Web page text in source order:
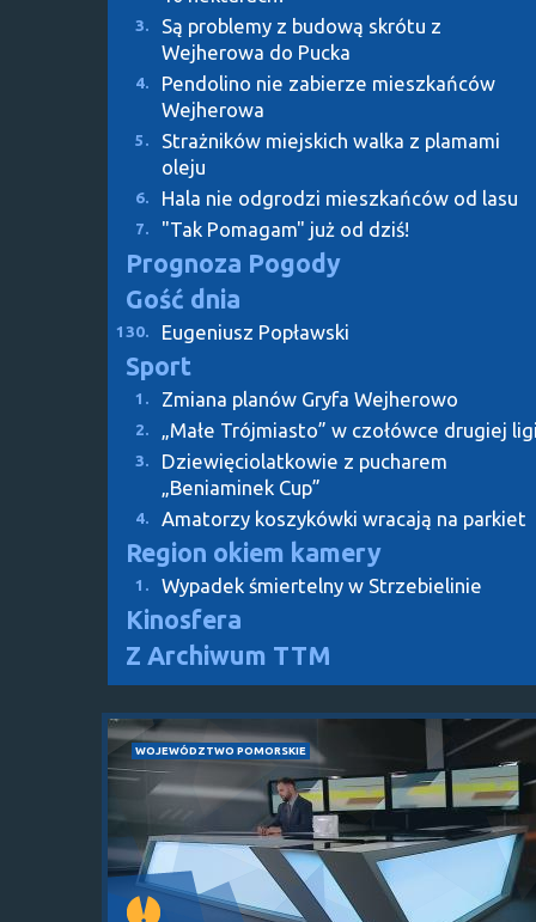
3.
Są problemy z budową skrótu z
Wejherowa do Pucka
4.
Pendolino nie zabierze mieszkańców
Wejherowa
5.
Strażników miejskich walka z plamami
oleju
6. Hala nie odgrodzi mieszkańców od lasu
7. "Tak Pomagam" już od dziś!
Prognoza Pogody
Gość dnia
130. Eugeniusz Popławski
Sport
1. Zmiana planów Gryfa Wejherowo
2. „Małe Trójmiasto” w czołówce drugiej
3.
Dziewięciolatkowie z pucharem
„Beniaminek Cup”
4. Amatorzy koszykówki wracają na parkiet
Region okiem kamery
1. Wypadek śmiertelny w Strzebielinie
Kinosfera
Z Archiwum TTM
WOJEWÓDZTWO POMORSKIE